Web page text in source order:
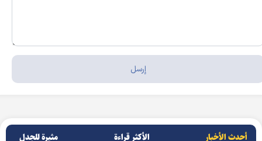
أحدث الأخبار الأکثر قراءة مثيرة للجدل